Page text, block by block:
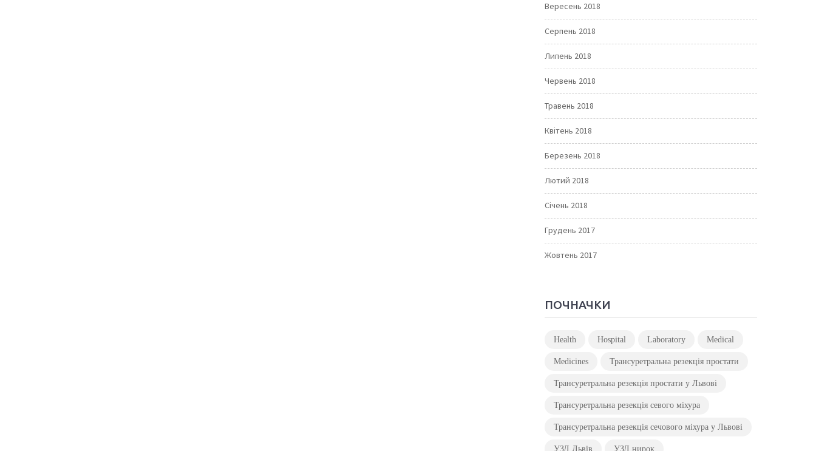
Вересень 2018
Серпень 2018
Липень 2018
Червень 2018
Травень 2018
Квітень 2018
Березень 2018
Лютий 2018
Січень 2018
Грудень 2017
Жовтень 2017
ПОЧНАЧКИ
Health Hospital Laboratory Medical
Medicines Трансуретральна резекція простати
Трансуретральна резекція простати у Львові
Трансуретральна резекція севого міхура
Трансуретральна резекція сечового міхура у Львові
УЗД Львів УЗД нирок